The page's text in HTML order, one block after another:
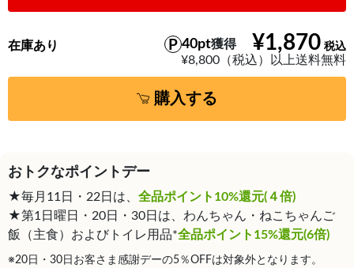
¥1,870
40pt獲得
¥8,800（税込）以上送料無料
在庫あり
購入する
おトクなポイントデー
★毎月11日・22日は、 全品ポイント10%還元(４倍)
★第1日曜日・20日・30日は、わんちゃん・ねこちゃんご
飯（主食）およびトイレ用品*全品ポイント15%還元(6倍)
※20日・30日お客さま感謝デーの5％OFFは対象外となります。